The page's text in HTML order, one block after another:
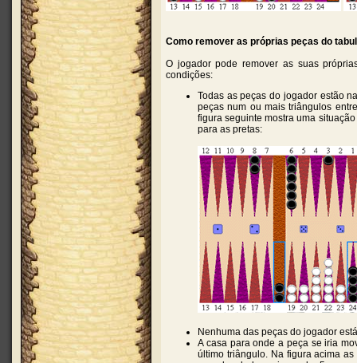
Como remover as próprias peças do
O jogador pode remover as suas
condições:
Todas as peças do jogador estão
peças num ou mais triângulos
figura seguinte mostra uma
para as pretas:
Nenhuma das peças do jogador
A casa para onde a peça se iria
último triângulo. Na figura acima